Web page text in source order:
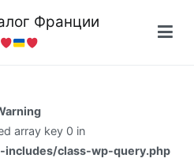
Франции
array key 0 in
class-wp-query.php